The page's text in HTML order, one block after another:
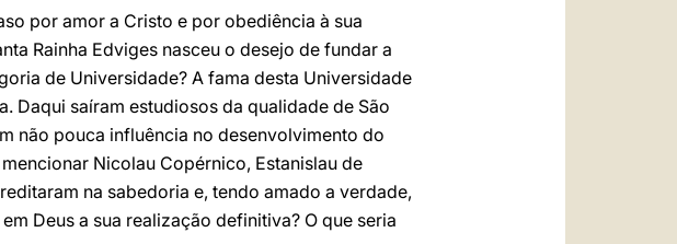
por amor a Cristo e por obediência à sua
Rainha Edviges nasceu o desejo de fundar a
de Universidade? A fama desta Universidade
Daqui saíram estudiosos da qualidade de São
não pouca influência no desenvolvimento do
Nicolau Copérnico, Estanislau de
na sabedoria e, tendo amado a verdade,
Deus a sua realização definitiva? O que seria